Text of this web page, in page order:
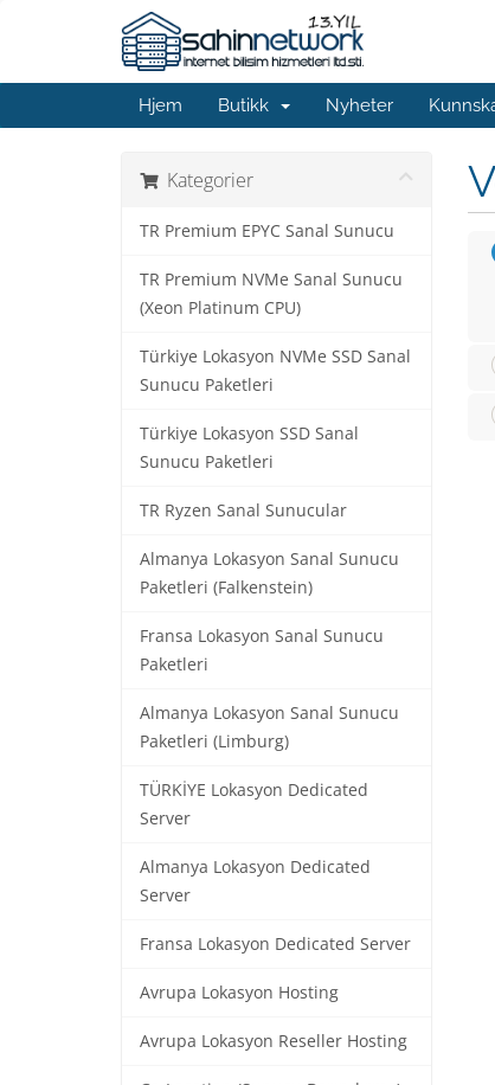
Hjem Butikk Nyheter
Kategorier
TR Premium EPYC Sanal Sunucu
TR Premium NVMe Sanal Sunucu
(Xeon Platinum CPU)
Türkiye Lokasyon NVMe SSD Sanal
Sunucu Paketleri
Türkiye Lokasyon SSD Sanal
Sunucu Paketleri
TR Ryzen Sanal Sunucular
Almanya Lokasyon Sanal Sunucu
Paketleri (Falkenstein)
Fransa Lokasyon Sanal Sunucu
Paketleri
Almanya Lokasyon Sanal Sunucu
Paketleri (Limburg)
TÜRKİYE Lokasyon Dedicated
Server
Almanya Lokasyon Dedicated
Server
Fransa Lokasyon Dedicated Server
Avrupa Lokasyon Hosting
Avrupa Lokasyon Reseller Hosting